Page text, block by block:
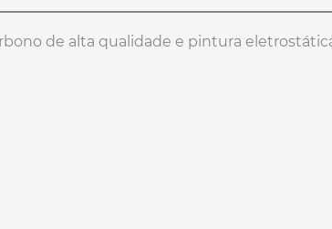
de alta qualidade e pintura